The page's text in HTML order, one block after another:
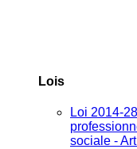
Lois
Loi 2014-
sociale -